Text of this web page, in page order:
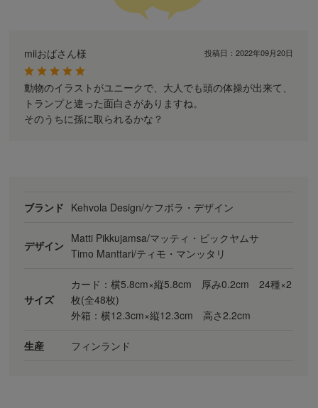
miiおばさん様 投稿日：2022年09月20日
動物のイラストがユニークで、大人でも頭の体操が出来て、
トランプと違った面白さがありますね。
そのうちに孫に取られるかな？
ブランド Kehvola Design/ケフボラ・デザイン
デザイン
Matti Pikkujamsa/マッティ・ピックヤムサ
Timo Manttari/ティモ・マンッタリ
サイズ
カード：横5.8cm×縦5.8cm 厚み0.2cm 24種×2
枚(全48枚)
外箱：横12.3cm×縦12.3cm 高さ2.2cm
生産 フィンランド